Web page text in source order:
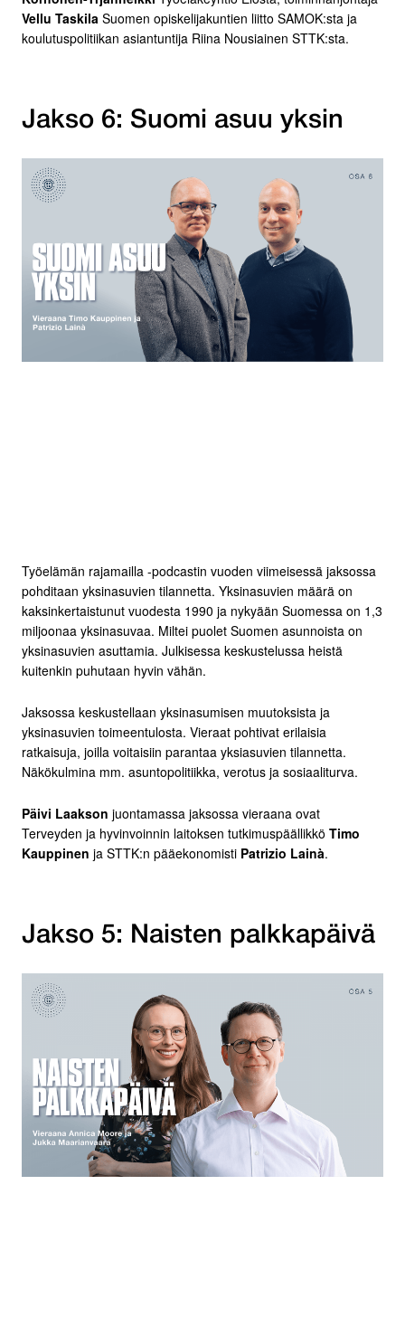
Vellu Taskila Suomen opiskelijakuntien liitto SAMOK:sta ja
koulutuspolitiikan asiantuntija Riina Nousiainen STTK:sta.
Jakso 6: Suomi asuu yksin
Työelämän rajamailla -podcastin vuoden viimeisessä jaksossa
pohditaan yksinasuvien tilannetta. Yksinasuvien määrä on
kaksinkertaistunut vuodesta 1990 ja nykyään Suomessa on 1,3
miljoonaa yksinasuvaa. Miltei puolet Suomen asunnoista on
yksinasuvien asuttamia. Julkisessa keskustelussa heistä
kuitenkin puhutaan hyvin vähän.
Jaksossa keskustellaan yksinasumisen muutoksista ja
yksinasuvien toimeentulosta. Vieraat pohtivat erilaisia
ratkaisuja, joilla voitaisiin parantaa yksiasuvien tilannetta.
Näkökulmina mm. asuntopolitiikka, verotus ja sosiaaliturva.
Päivi Laakson juontamassa jaksossa vieraana ovat
Terveyden ja hyvinvoinnin laitoksen tutkimuspäällikkö Timo
Kauppinen ja STTK:n pääekonomisti Patrizio Lainà.
Jakso 5: Naisten palkkapäivä